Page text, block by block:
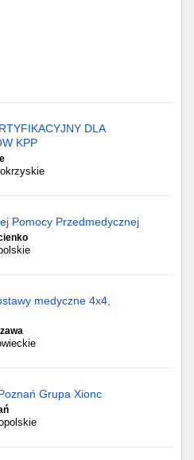
DLA
KPP
Pomocy Przedmedycznej
medyczne 4x4,
Grupa Xionc